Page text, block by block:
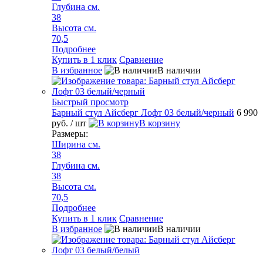
Глубина см.
38
Высота см.
70,5
Подробнее
Купить в 1 клик Сравнение
В избранное
В наличии
Быстрый просмотр
Барный стул Айсберг Лофт 03 белый/черный 6 990
руб. / шт
В корзину
Размеры:
Ширина см.
38
Глубина см.
38
Высота см.
70,5
Подробнее
Купить в 1 клик Сравнение
В избранное
В наличии